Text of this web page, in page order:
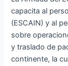
capacita al
(ESCAIN) y al
sobre
y traslado de
continente, la
pacientes
por
medios
aeronavales
(medevac)